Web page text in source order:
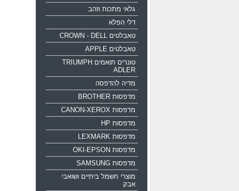
גלאי מתכות וזהב
דלי הפלא
טאבלטים CROWN - DELL
טאבלטים APPLE
טונרים תואמים TRIUMPH
ADLER
מדיה להדפסה
מדפסות BROTHER
מדפסות CANON-XEROX
מדפסות HP
מדפסות LEXMARK
מדפסות OKI-EPSON
מדפסות SAMSUNG
מוצרי חשמל ביתיים ושואבי
אבק